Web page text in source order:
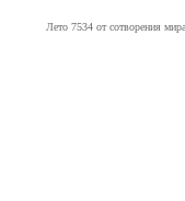
Лето 7534 от сотворения